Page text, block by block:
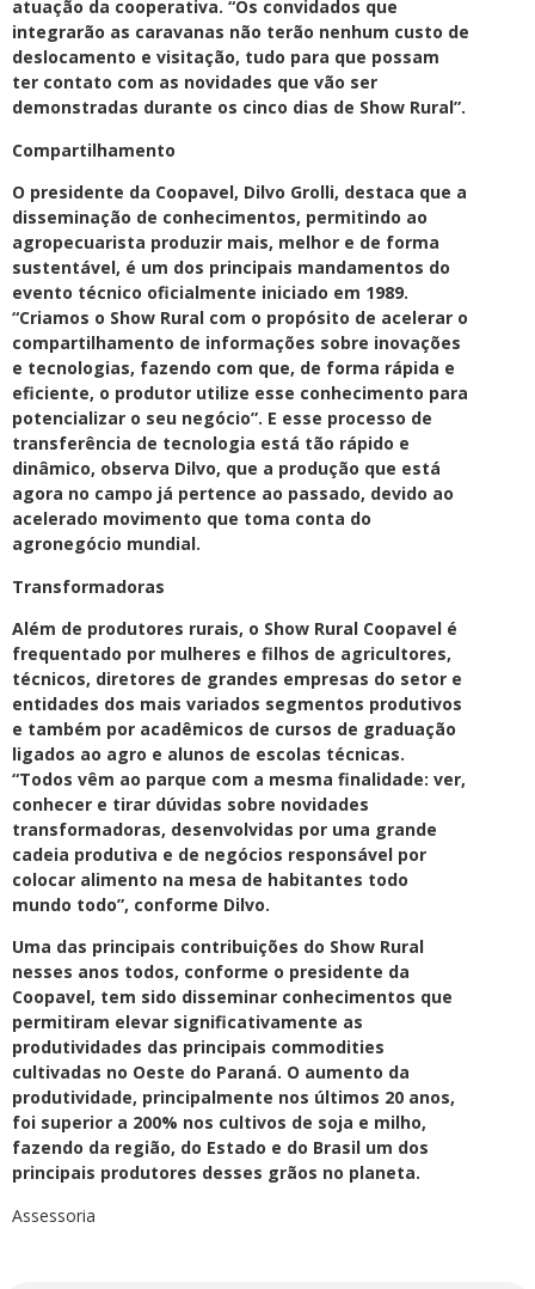
atuação da cooperativa. “Os convidados que
integrarão as caravanas não terão nenhum custo de
deslocamento e visitação, tudo para que possam
ter contato com as novidades que vão ser
demonstradas durante os cinco dias de Show Rural”.
Compartilhamento
O presidente da Coopavel, Dilvo Grolli, destaca que a
disseminação de conhecimentos, permitindo ao
agropecuarista produzir mais, melhor e de forma
sustentável, é um dos principais mandamentos do
evento técnico oficialmente iniciado em 1989.
“Criamos o Show Rural com o propósito de acelerar o
compartilhamento de informações sobre inovações
e tecnologias, fazendo com que, de forma rápida e
eficiente, o produtor utilize esse conhecimento para
potencializar o seu negócio”. E esse processo de
transferência de tecnologia está tão rápido e
dinâmico, observa Dilvo, que a produção que está
agora no campo já pertence ao passado, devido ao
acelerado movimento que toma conta do
agronegócio mundial.
Transformadoras
Além de produtores rurais, o Show Rural Coopavel é
frequentado por mulheres e filhos de agricultores,
técnicos, diretores de grandes empresas do setor e
entidades dos mais variados segmentos produtivos
e também por acadêmicos de cursos de graduação
ligados ao agro e alunos de escolas técnicas.
“Todos vêm ao parque com a mesma finalidade: ver,
conhecer e tirar dúvidas sobre novidades
transformadoras, desenvolvidas por uma grande
cadeia produtiva e de negócios responsável por
colocar alimento na mesa de habitantes todo
mundo todo”, conforme Dilvo.
Uma das principais contribuições do Show Rural
nesses anos todos, conforme o presidente da
Coopavel, tem sido disseminar conhecimentos que
permitiram elevar significativamente as
produtividades das principais commodities
cultivadas no Oeste do Paraná. O aumento da
produtividade, principalmente nos últimos 20 anos,
foi superior a 200% nos cultivos de soja e milho,
fazendo da região, do Estado e do Brasil um dos
principais produtores desses grãos no planeta.
Assessoria